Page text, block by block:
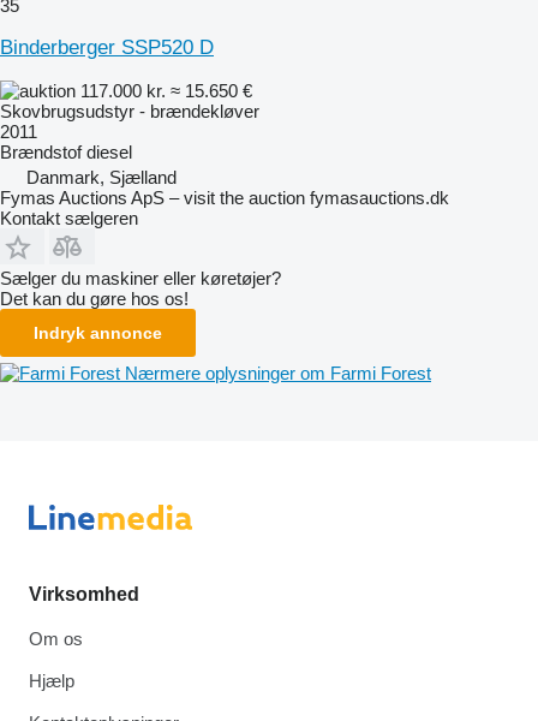
35
Binderberger SSP520 D
117.000 kr. ≈ 15.650 €
Skovbrugsudstyr - brændekløver
2011
Brændstof diesel
Danmark, Sjælland
Fymas Auctions ApS – visit the auction fymasauctions.dk
Kontakt sælgeren
Sælger du maskiner eller køretøjer?
Det kan du gøre hos os!
Indryk annonce
Nærmere oplysninger om Farmi Forest
Virksomhed
Om os
Hjælp